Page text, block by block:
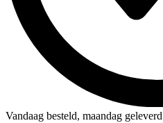
Vandaag besteld, maandag geleverd